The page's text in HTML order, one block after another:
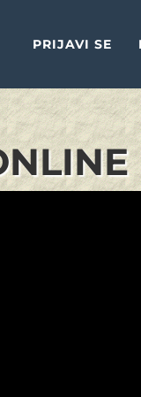
PRIJAVI SE